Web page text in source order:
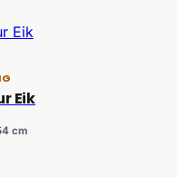
Eik
cm